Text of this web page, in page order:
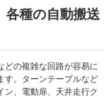
各種の自動搬送
どの複雑な回路が容易に
す。ターンテーブルなど
ン、電動扉、天井走行ク